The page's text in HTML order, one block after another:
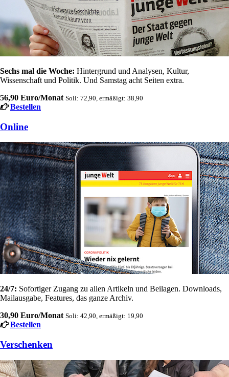
Sechs mal die Woche: Hintergrund und Analysen, Kultur,
Wissenschaft und Politik. Und Samstag acht Seiten extra.
56,90 Euro/Monat Soli: 72,90, ermäßigt: 38,90
Bestellen
Online
24/7: Sofortiger Zugang zu allen Artikeln und Beilagen. Downloads,
Mailausgabe, Features, das ganze Archiv.
30,90 Euro/Monat Soli: 42,90, ermäßigt: 19,90
Bestellen
Verschenken